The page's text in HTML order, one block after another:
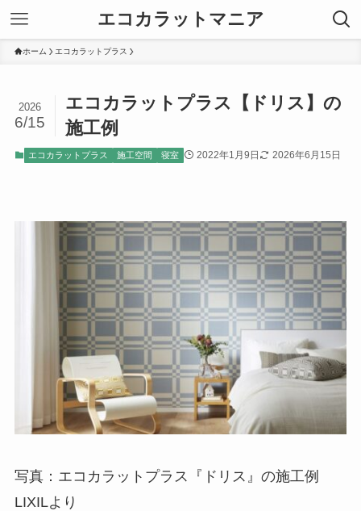
エコカラットマニア
ホーム エコカラットプラス
エコカラットプラス【ドリス】の
施工例
2026
6/15
エコカラットプラス 施工空間 寝室 2022年1月9日 2026年6月15日
写真：エコカラットプラス『ドリス』の施工例
LIXILより